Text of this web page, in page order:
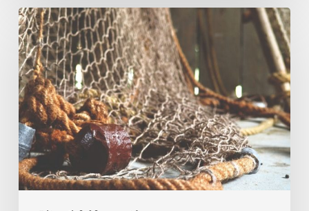
Komentár
k
textom
na
17.
nedeľu
v
období
cez
rok
„A“